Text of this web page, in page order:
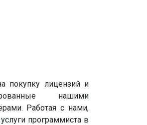
покупку лицензий и
нашими
Работая с нами,
программиста в